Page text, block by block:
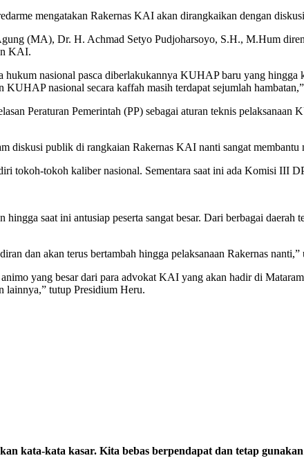
mengatakan Rakernas KAI akan dirangkaikan dengan
(MA), Dr. H. Achmad Setyo Pudjoharsoyo, S.H., M.Hum
KAI.
nasional pasca diberlakukannya KUHAP baru yang
nasional secara kaffah masih terdapat sejumlah
Peraturan Pemerintah (PP) sebagai aturan teknis
diskusi publik di rangkaian Rakernas KAI nanti sangat membantu
tokoh-tokoh kaliber nasional. Sementara saat ini ada Komisi III
saat ini antusiap peserta sangat besar. Dari berbagai
dan akan terus bertambah hingga pelaksanaan Rakernas nanti,”
yang besar dari para advokat KAI yang akan hadir di
lainnya,” tutup Presidium Heru.
kata-kata kasar. Kita bebas berpendapat dan tetap